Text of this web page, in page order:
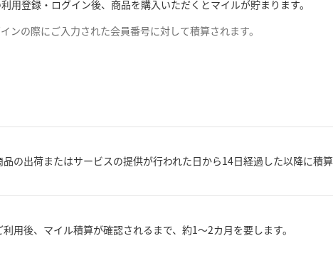
用登録・ログイン後、商品を購入いただくとマイルが貯まります。
ンの際にご入力された会員番号に対して積算されます。
品の出荷またはサービスの提供が行われた日から14日経過した以降に積算
利用後、マイル積算が確認されるまで、約1～2カ月を要します。